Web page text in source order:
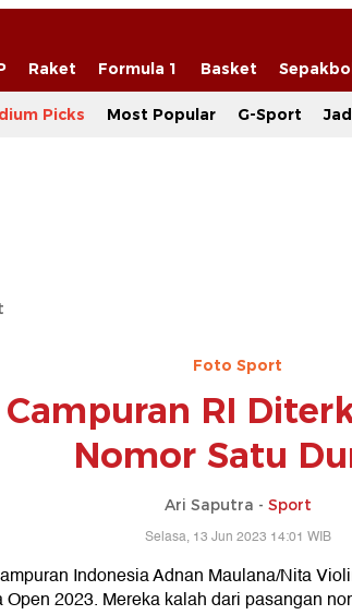
Raket Formula 1 Basket
Picks Most Popular G-Sport
Foto Sport
RI
Nomor Satu
Ari Saputra - Sport
Selasa, 13 Jun 2023 14:01 WIB
Indonesia Adnan Maulana/Nita
Open 2023. Mereka kalah dari pasangan